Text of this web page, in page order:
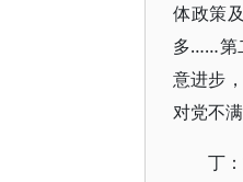
体政策
多……第
意进步
对党不满
丁